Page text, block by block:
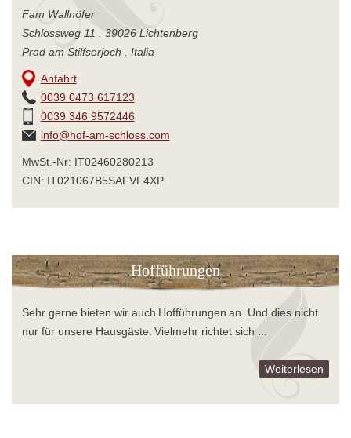
Fam Wallnöfer
Schlossweg 11 . 39026 Lichtenberg
Prad am Stilfserjoch . Italia
Anfahrt
0039 0473 617123
0039 346 9572446
info@hof-am-schloss.com
MwSt.-Nr: IT02460280213
CIN: IT021067B5SAFVF4XP
Hofführungen
Sehr gerne bieten wir auch Hofführungen an. Und dies nicht
nur für unsere Hausgäste. Vielmehr richtet sich ...
Weiterlesen